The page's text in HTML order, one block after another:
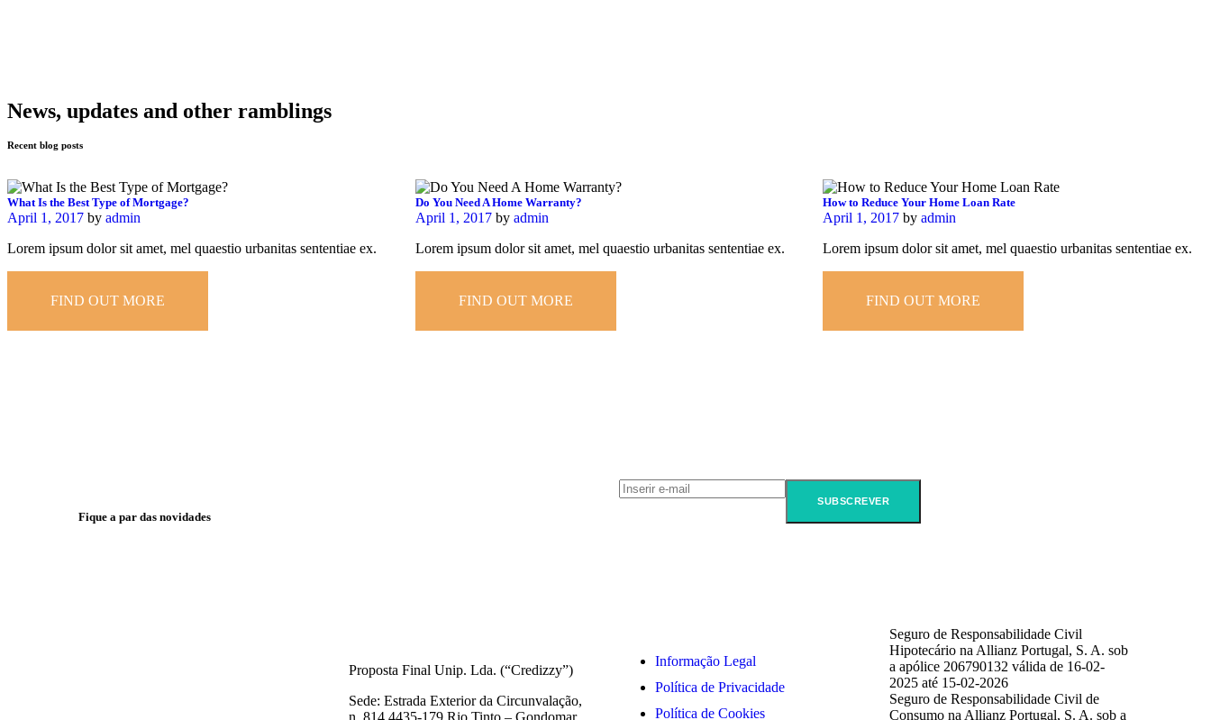
News, updates and other ramblings
Recent blog posts
What Is the Best Type of Mortgage?
April 1, 2017 by admin
Lorem ipsum dolor sit amet, mel quaestio urbanitas sententiae ex.
FIND OUT MORE
Do You Need A Home Warranty?
April 1, 2017by admin
Lorem ipsum dolor sit amet, mel quaestio urbanitas sententiae ex.
FIND OUT MORE
How to Reduce Your Home Loan Rate
April 1, 2017 byadmin
Lorem ipsum dolor sit amet, mel quaestio urbanitas sententiae ex.
FIND OUT MORE
Fique a par das novidades
Proposta Final Unip. Lda. (“Credizzy”)
Sede: Estrada Exterior da Circunvalação,
Informação Legal
Política de Privacidade
Política de Cookies
Seguro de Responsabilidade Civil
Hipotecário na Allianz Portugal, S. A. sob
a apólice 206790132 válida de 16-02-
2025 até 15-02-2026
Seguro de Responsabilidade Civil de
Consumo na Allianz Portugal, S. A. sob a